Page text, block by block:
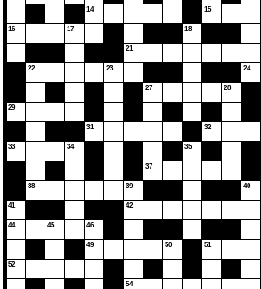
16
29
33
41
44
52
22
38
45
17
34
14
31
46
49
23
21
39
42
54
27
37
50
18
35
15
32
51
28
24
40